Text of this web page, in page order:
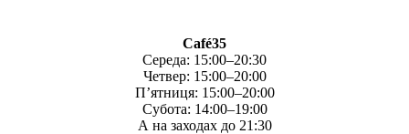
Café35
Середа: 15:00–20:30
Четвер: 15:00–20:00
П’ятниця: 15:00–20:00
Субота: 14:00–19:00
А на заходах до 21:30